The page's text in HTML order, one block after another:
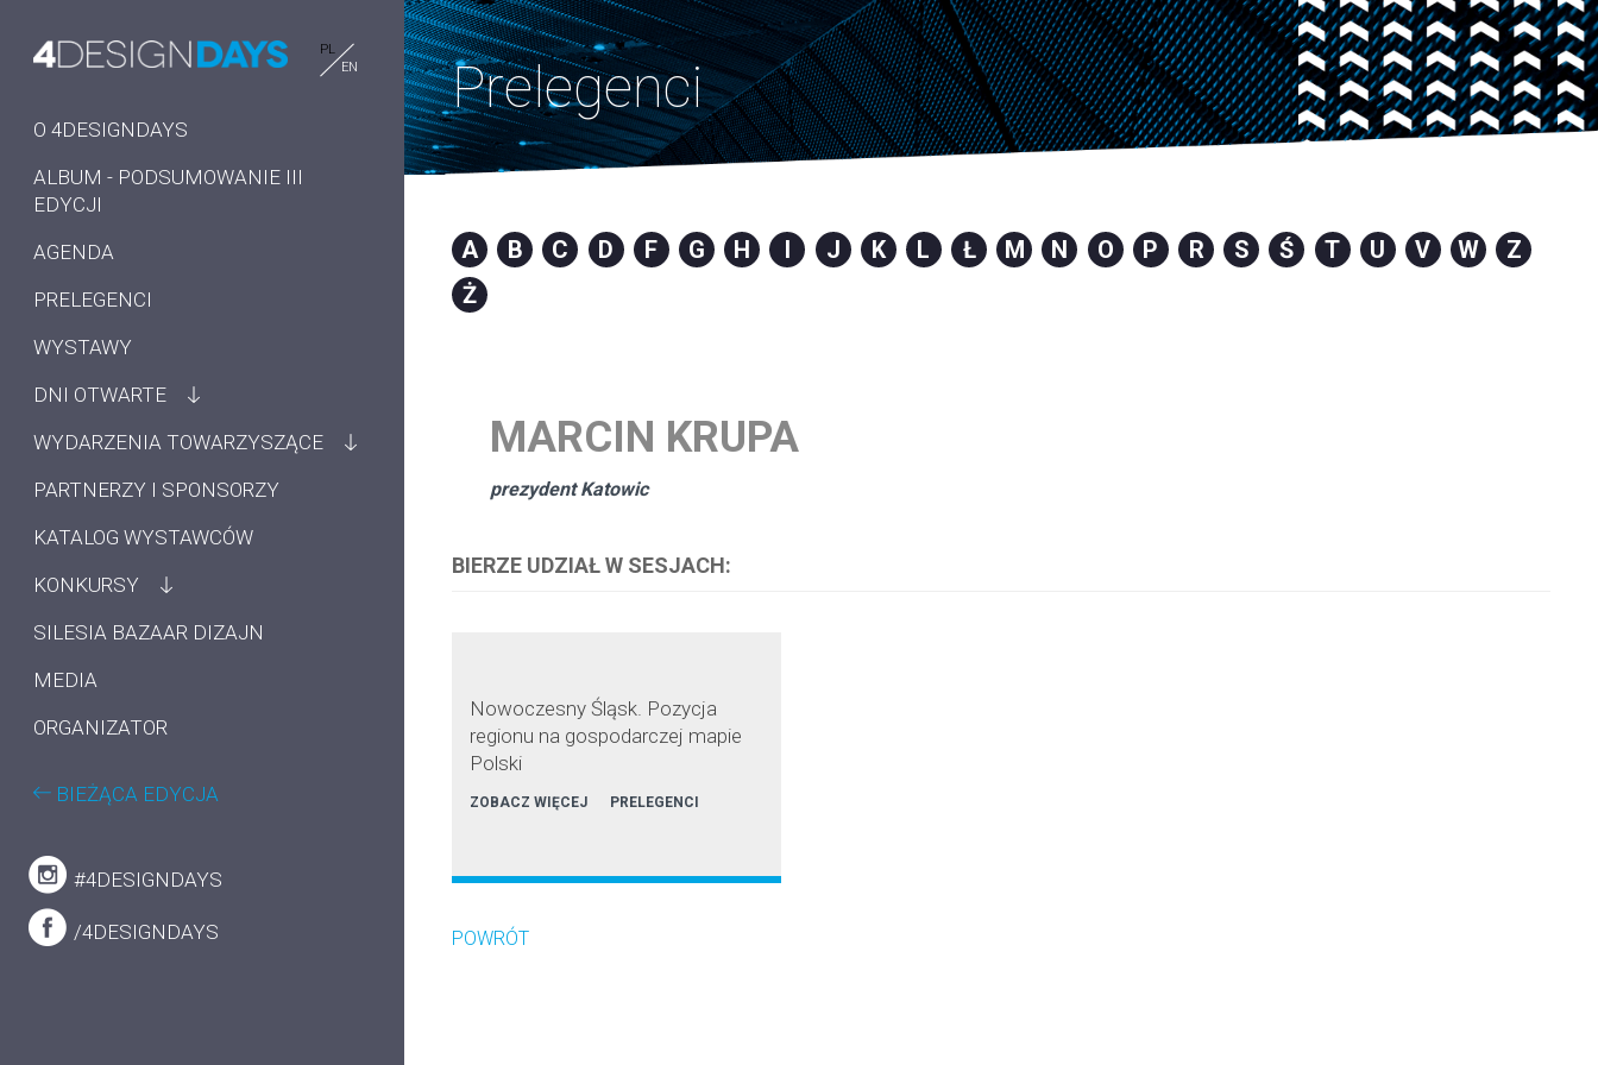
PL
EN
O 4DESIGNDAYS
ALBUM - PODSUMOWANIE III
EDYCJI
AGENDA
PRELEGENCI
WYSTAWY
DNI OTWARTE
WYDARZENIA TOWARZYSZĄCE
PARTNERZY I SPONSORZY
KATALOG WYSTAWCÓW
KONKURSY
SILESIA BAZAAR DIZAJN
MEDIA
ORGANIZATOR
BIEŻĄCA EDYCJA
#4DESIGNDAYS
/4DESIGNDAYS
Prelegenci
A B C D F G H I J K L Ł M N O P R S Ś T U V W
Z
Ż
MARCIN KRUPA
prezydent Katowic
BIERZE UDZIAŁ W SESJACH:
Nowoczesny Śląsk. Pozycja
regionu na gospodarczej mapie
Polski
ZOBACZ WIĘCEJ PRELEGENCI
POWRÓT